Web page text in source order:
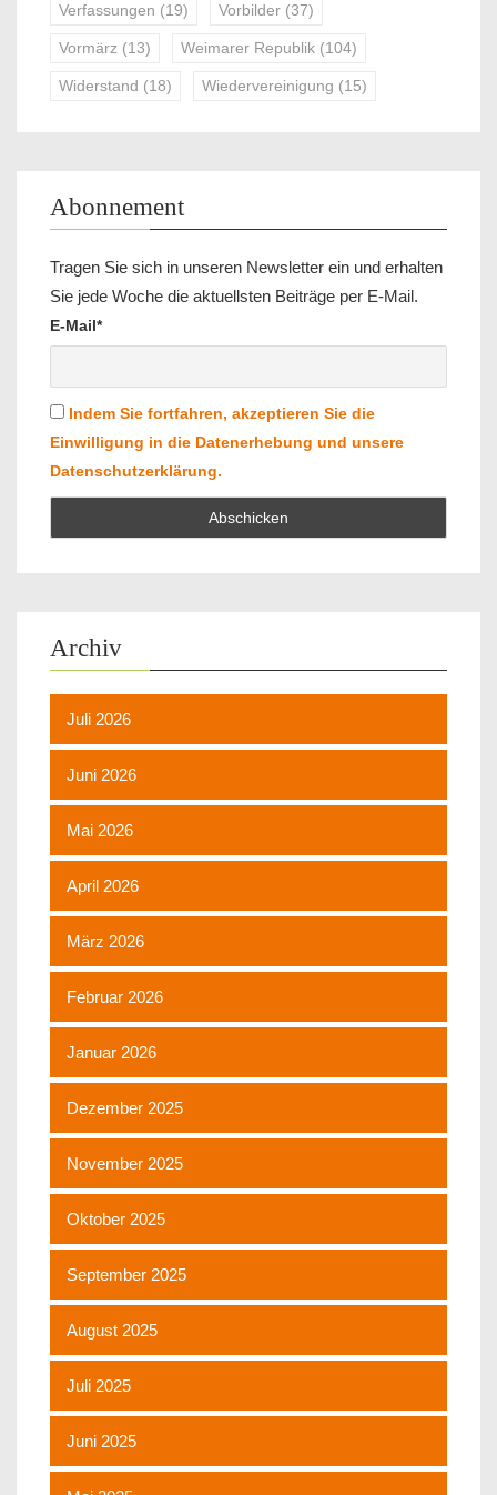
Verfassungen (19) Vorbilder (37)
Vormärz (13) Weimarer Republik (104)
Widerstand (18) Wiedervereinigung (15)
Abonnement
Tragen Sie sich in unseren Newsletter ein und erhalten
Sie jede Woche die aktuellsten Beiträge per E-Mail.
E-Mail*
Indem Sie fortfahren, akzeptieren Sie die
Einwilligung in die Datenerhebung und unsere
Datenschutzerklärung.
Archiv
Juli 2026
Juni 2026
Mai 2026
April 2026
März 2026
Februar 2026
Januar 2026
Dezember 2025
November 2025
Oktober 2025
September 2025
August 2025
Juli 2025
Juni 2025